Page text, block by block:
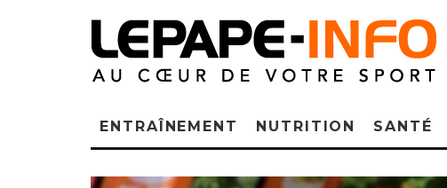
ENTRAÎNEMENT NUTRITION SANTÉ